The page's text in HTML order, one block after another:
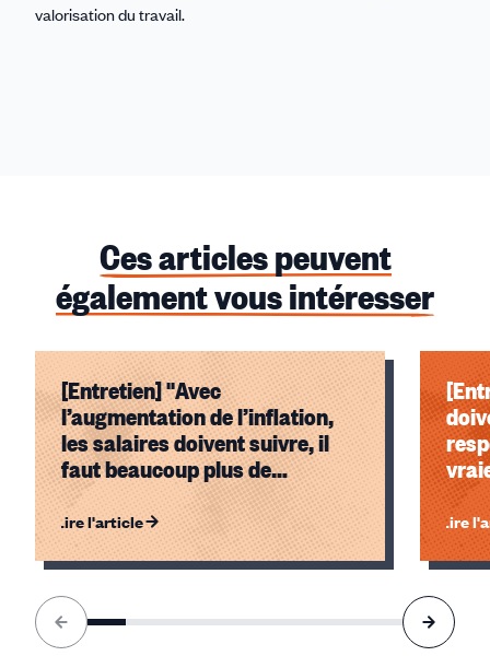
valorisation du travail.
Ces articles peuvent
également vous intéresser
[Entretien] "Avec
l’augmentation de l’inflation,
les salaires doivent suivre, il
faut beaucoup plus de
négociations salariales."
Lire l'article
en
prix
Lire